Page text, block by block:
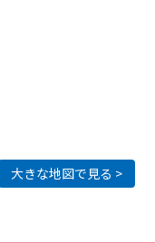
大きな地図で見る